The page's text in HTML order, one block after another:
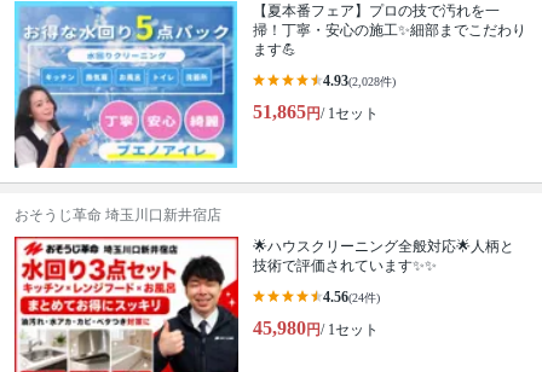
【夏本番フェア】プロの技で汚れを一
掃！丁寧・安心の施工✨細部までこだわり
ます💪
4.93(2,028件)
51,865円/ 1セット
おそうじ革命 埼玉川口新井宿店
🌟ハウスクリーニング全般対応🌟人柄と
技術で評価されています✨✨
4.56(24件)
45,980円/ 1セット